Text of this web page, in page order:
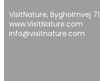
VisitNature, Bygholmvej
www.VisitNature.com
info@visitnature.com